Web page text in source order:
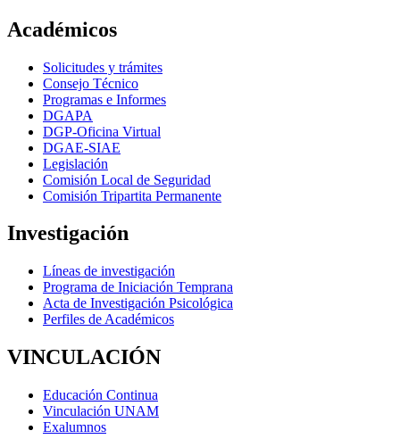
Académicos
Solicitudes y trámites
Consejo Técnico
Programas e Informes
DGAPA
DGP-Oficina Virtual
DGAE-SIAE
Legislación
Comisión Local de Seguridad
Comisión Tripartita Permanente
Investigación
Líneas de investigación
Programa de Iniciación Temprana
Acta de Investigación Psicológica
Perfiles de Académicos
VINCULACIÓN
Educación Continua
Vinculación UNAM
Exalumnos